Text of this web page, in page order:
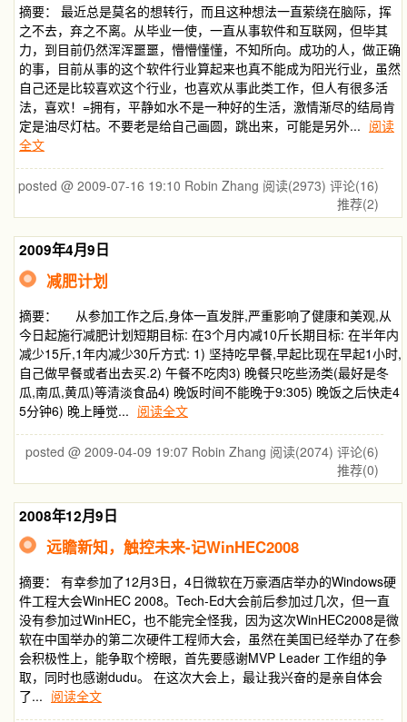
摘要： 最近总是莫名的想转行，而且这种想法一直萦绕在脑际，挥
之不去，弃之不离。从毕业一使，一直从事软件和互联网，但毕其
力，到目前仍然浑浑噩噩，懵懵懂懂，不知所向。成功的人，做正确
的事，目前从事的这个软件行业算起来也真不能成为阳光行业，虽然
自己还是比较喜欢这个行业，也喜欢从事此类工作，但人有很多活
法，喜欢！=拥有，平静如水不是一种好的生活，激情渐尽的结局肯
定是油尽灯枯。不要老是给自己画圆，跳出来，可能是另外... 阅读
全文
posted @ 2009-07-16 19:10 Robin Zhang 阅读(2973) 评论(16)
推荐(2)
2009年4月9日
减肥计划
摘要： 从参加工作之后,身体一直发胖,严重影响了健康和美观,从
今日起施行减肥计划短期目标: 在3个月内减10斤长期目标: 在半年内
减少15斤,1年内减少30斤方式: 1) 坚持吃早餐,早起比现在早起1小时,
自己做早餐或者出去买.2) 午餐不吃肉3) 晚餐只吃些汤类(最好是冬
瓜,南瓜,黄瓜)等清淡食品4) 晚饭时间不能晚于9:305) 晚饭之后快走4
5分钟6) 晚上睡觉... 阅读全文
posted @ 2009-04-09 19:07 Robin Zhang 阅读(2074) 评论(6)
推荐(0)
2008年12月9日
远瞻新知，触控未来-记WinHEC2008
摘要： 有幸参加了12月3日，4日微软在万豪酒店举办的Windows硬
件工程大会WinHEC 2008。Tech-Ed大会前后参加过几次，但一直
没有参加过WinHEC，也不能完全怪我，因为这次WinHEC2008是微
软在中国举办的第二次硬件工程师大会，虽然在美国已经举办了在参
会积极性上，能争取个榜眼，首先要感谢MVP Leader 工作组的争
取，同时也感谢dudu。 在这次大会上，最让我兴奋的是亲自体会
了... 阅读全文